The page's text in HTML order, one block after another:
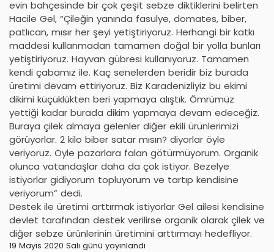
evin bahçesinde bir çok çeşit sebze diktiklerini belirten
Hacile Gel, “Çileğin yanında fasulye, domates, biber,
patlıcan, mısır her şeyi yetiştiriyoruz. Herhangi bir katkı
maddesi kullanmadan tamamen doğal bir yolla bunları
yetiştiriyoruz. Hayvan gübresi kullanıyoruz. Tamamen
kendi çabamız ile. Kaç senelerden beridir biz burada
üretimi devam ettiriyoruz. Biz Karadenizliyiz bu ekimi
dikimi küçüklükten beri yapmaya alıştık. Ömrümüz
yettiği kadar burada dikim yapmaya devam edeceğiz.
Buraya çilek almaya gelenler diğer ekili ürünlerimizi
görüyorlar. 2 kilo biber satar mısın? diyorlar öyle
veriyoruz. Öyle pazarlara falan götürmüyorum. Organik
olunca vatandaşlar daha da çok istiyor. Bezelye
istiyorlar gidiyorum topluyorum ve tartıp kendisine
veriyorum” dedi.
Destek ile üretimi arttırmak istiyorlar Gel ailesi kendisine
devlet tarafından destek verilirse organik olarak çilek ve
diğer sebze ürünlerinin üretimini arttırmayı hedefliyor.
19 Mayıs 2020 Salı günü yayınlandı